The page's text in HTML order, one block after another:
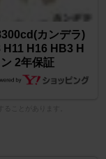
カンデラ)
H16 HB3 H
2年保証